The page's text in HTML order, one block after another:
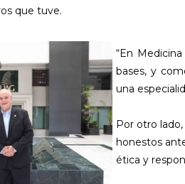
que tuve.
“En
bases, y
una
Por otro
honestos
ética y